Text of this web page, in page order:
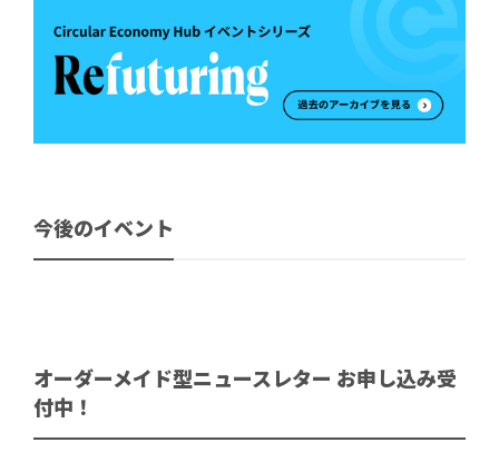
今後のイベント
オーダーメイド型ニュースレター お申し込み受
付中！